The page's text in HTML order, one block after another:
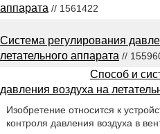
аппарата // 1561422
Система регулирования
летательного аппарата //
Способ и
давления воздуха на
Изобретение относится к
контроля давления воздуха в